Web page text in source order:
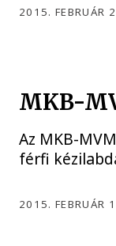
2015. FEBRUÁR
MKB-
Az MKB-
férfi
2015. FEBRUÁR